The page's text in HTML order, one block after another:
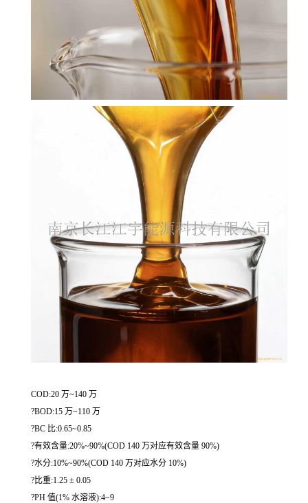
COD:20 万~140 万
?BOD:15 万~110 万
?BC 比:0.65~0.85
?有效含量:20%~90%(COD 140 万对应有效含量 90%)
?水分:10%~90%(COD 140 万对应水分 10%)
?比重:1.25 ± 0.05
?PH 值(1% 水溶液):4~9